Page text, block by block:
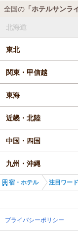
全国の 「ホテルサンラ
北海道
東北
関東・甲信越
東海
近畿・北陸
中国・四国
九州・沖縄
宿・ホテル 注目ワー
プライバシーポリシー